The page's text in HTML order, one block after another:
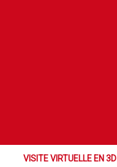
VISITE VIRTUELLE EN 3D